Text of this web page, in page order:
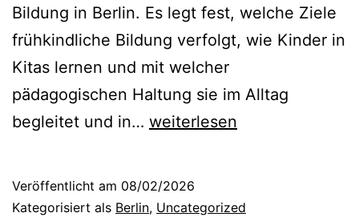
Bildung in Berlin. Es legt fest, welche Ziele
frühkindliche Bildung verfolgt, wie Kinder in
Kitas lernen und mit welcher
pädagogischen Haltung sie im Alltag
begleitet und in… Überarbeitung
Berliner
Bildungsprogramms
weiterlesen
Veröffentlicht am 08/02/2026
Kategorisiert als Berlin, Uncategorized